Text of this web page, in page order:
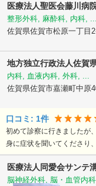
医療法人聖医会藤川病
整形外科, 麻酔科, 内科, ...
佐賀県佐賀市松原一丁目
地方独立行政法人佐賀
内科, 血液内科, 外科, ...
佐賀県佐賀市嘉瀬町中原
口コミ: 1件
初めて診察に行きましたが
身に症状を聞いてくださり
医療法人同愛会サンテ
脳神経外科, 脳・血管内